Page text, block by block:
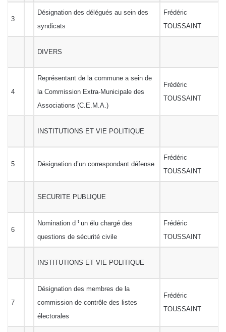
3
Désignation des délégués au sein des
syndicats
Frédéric
TOUSSAINT
DIVERS
4
Représentant de la commune a sein de
la Commission Extra-Municipale des
Associations (C.E.M.A.)
Frédéric
TOUSSAINT
INSTITUTIONS ET VIE POLITIQUE
5 Désignation d’un correspondant défense
Frédéric
TOUSSAINT
SECURITE PUBLIQUE
6
Nomination dtun élu chargé des
questions de sécurité civile
Frédéric
TOUSSAINT
INSTITUTIONS ET VIE POLITIQUE
7
Désignation des membres de la
commission de contrôle des listes
électorales
Frédéric
TOUSSAINT